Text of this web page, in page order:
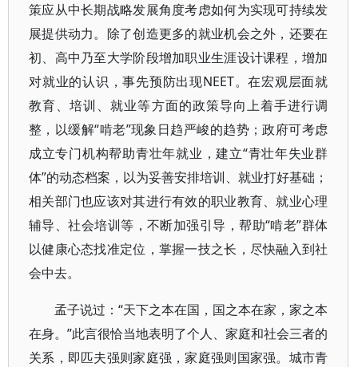
策应从中长期战略发展角度考虑如何为实现可持续发
展提供动力。除了创造更多的就业机会之外，还要在
初、高中乃至大学阶段增加职业生涯设计课程，增加
对就业的认识，事先预防出现NEET。在宏观层面就
教育、培训、就业等方面的政策导向上着手进行调
整，以缓解“啃老”现象日趋严峻的趋势；政府可考虑
成立专门机构帮助青壮年就业，建立“青壮年失业群
体”的动态档案，以为妥善安排培训、就业打好基础；
相关部门也应该对其进行有效的职业教育、就业心理
辅导、社会培训等，不断加强引导，帮助“啃老”群体
以健康心态找准定位，掌握一技之长，尽快融入到社
会中去。
孟子说过：“天下之本在国，国之本在家，家之本
在身。”此言很恰当地表明了个人、家庭和社会三者的
关系，即匹夫强则家庭强，家庭强则国家强。城市青